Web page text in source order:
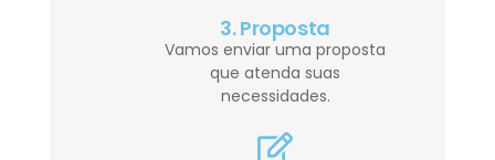
3. Proposta
Vamos enviar uma proposta
que atenda suas
necessidades.